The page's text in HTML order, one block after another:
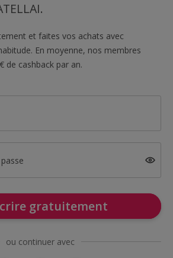
et faites vos achats avec
En moyenne, nos membres
de cashback par an.
gratuitement
ou continuer avec